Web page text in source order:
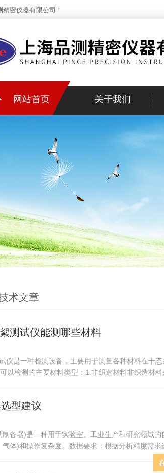
密仪器有限公司！
网站首页 关于我们
术文章
测试仪能测哪些材料
仪是一种检测设备，主要用于测量各种材料在干
以检测的主要材料类型：1.非织造材料非织造材料
型建议
制备器)是一种用于实验室、工业生产和研究领域
体)和操作复杂度。数据要求：根据分析精度需求